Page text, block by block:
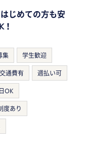
じめての方も安
集 学生歓迎
交通費有 週払い可
OK
度あり